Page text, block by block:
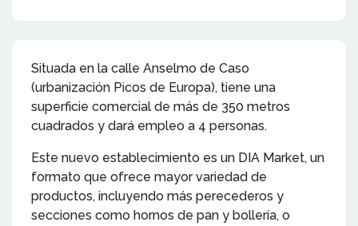
Situada en la calle Anselmo de Caso
(urbanización Picos de Europa), tiene una
superficie comercial de más de 350 metros
cuadrados y dará empleo a 4 personas.
Este nuevo establecimiento es un DIA Market, un
formato que ofrece mayor variedad de
productos, incluyendo más perecederos y
secciones como hornos de pan y bollería, o